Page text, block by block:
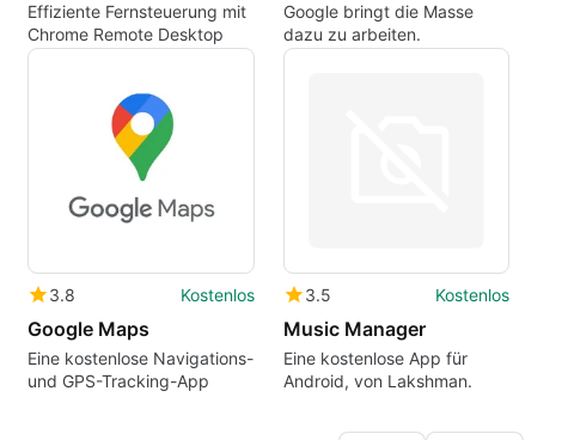
Effiziente Fernsteuerung mit
Chrome Remote Desktop
Google bringt die Masse
dazu zu arbeiten.
3.8 Kostenlos
Google Maps
Eine kostenlose Navigations-
und GPS-Tracking-App
3.5 Kostenlos
Music Manager
Eine kostenlose App für
Android, von Lakshman.